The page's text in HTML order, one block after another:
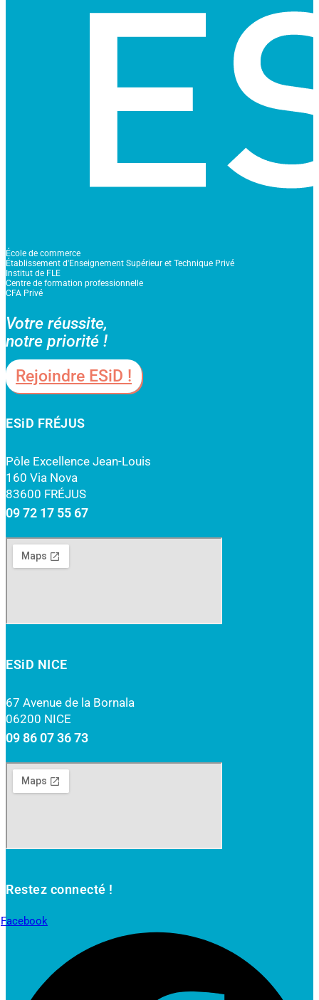
École de commerce
Établissement d'Enseignement Supérieur et Technique Privé
Institut de FLE
Centre de formation professionnelle
CFA Privé
Votre réussite,
notre priorité !
Rejoindre ESiD !
ESiD FRÉJUS
Pôle Excellence Jean-Louis
160 Via Nova
83600 FRÉJUS
09 72 17 55 67
ESiD NICE
67 Avenue de la Bornala
06200 NICE
09 86 07 36 73
Restez connecté !
Facebook